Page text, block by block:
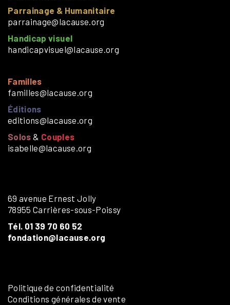
Parrainage & Humanitaire
parrainage@lacause.org
Handicap visuel
handicapvisuel@lacause.org
Familles
familles@lacause.org
Éditions
editions@lacause.org
Solos & Couples
isabelle@lacause.org
69 avenue Ernest Jolly
78955 Carrières-sous-Poissy
Tél. 01 39 70 60 52
fondation@lacause.org
Politique de confidentialité
Conditions générales de vente